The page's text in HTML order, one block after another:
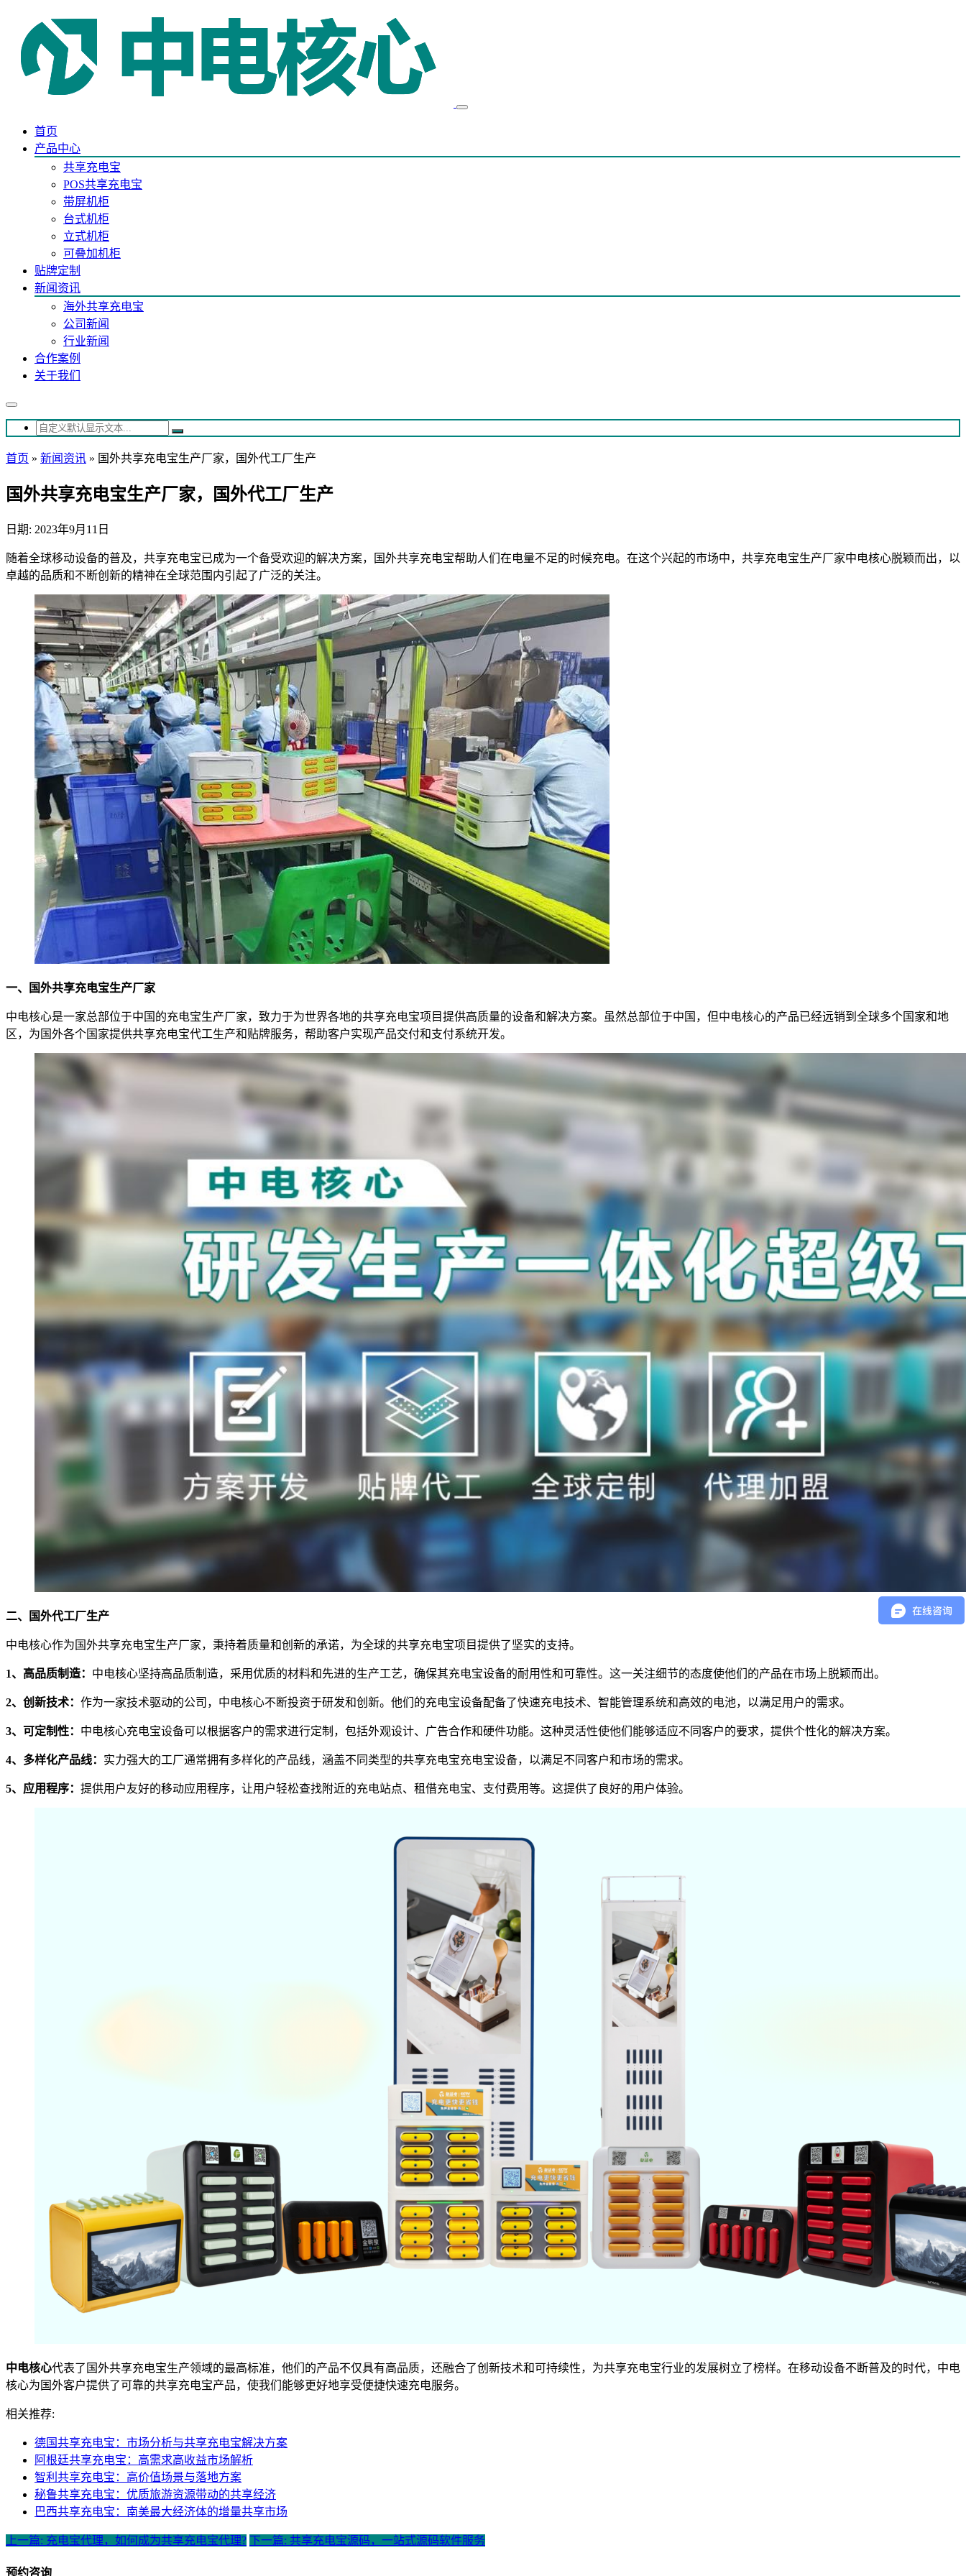
首页
产品中心
共享充电宝
POS共享充电宝
带屏机柜
台式机柜
立式机柜
可叠加机柜
贴牌定制
新闻资讯
海外共享充电宝
公司新闻
行业新闻
合作案例
关于我们
首页 » 新闻资讯 » 国外共享充电宝生产厂家，国外代工厂生产
国外共享充电宝生产厂家，国外代工厂生产
日期: 2023年9月11日
随着全球移动设备的普及，共享充电宝已成为一个备受欢迎的解决方案，国外共享充电宝帮助人们在电量不足的时候充电。在这个兴起的市场中，共享充电宝生产厂家中电核心脱颖而出，以
卓越的品质和不断创新的精神在全球范围内引起了广泛的关注。
一、国外共享充电宝生产厂家
中电核心是一家总部位于中国的充电宝生产厂家，致力于为世界各地的共享充电宝项目提供高质量的设备和解决方案。虽然总部位于中国，但中电核心的产品已经远销到全球多个国家和地
区，为国外各个国家提供共享充电宝代工生产和贴牌服务，帮助客户实现产品交付和支付系统开发。
二、国外代工厂生产
中电核心作为国外共享充电宝生产厂家，秉持着质量和创新的承诺，为全球的共享充电宝项目提供了坚实的支持。
1、高品质制造： 中电核心坚持高品质制造，采用优质的材料和先进的生产工艺，确保其充电宝设备的耐用性和可靠性。这一关注细节的态度使他们的产品在市场上脱颖而出。
2、创新技术： 作为一家技术驱动的公司，中电核心不断投资于研发和创新。他们的充电宝设备配备了快速充电技术、智能管理系统和高效的电池，以满足用户的需求。
3、可定制性： 中电核心充电宝设备可以根据客户的需求进行定制，包括外观设计、广告合作和硬件功能。这种灵活性使他们能够适应不同客户的要求，提供个性化的解决方案。
4、多样化产品线： 实力强大的工厂通常拥有多样化的产品线，涵盖不同类型的共享充电宝充电宝设备，以满足不同客户和市场的需求。
5、应用程序： 提供用户友好的移动应用程序，让用户轻松查找附近的充电站点、租借充电宝、支付费用等。这提供了良好的用户体验。
中电核心代表了国外共享充电宝生产领域的最高标准，他们的产品不仅具有高品质，还融合了创新技术和可持续性，为共享充电宝行业的发展树立了榜样。在移动设备不断普及的时代，中电
核心为国外客户提供了可靠的共享充电宝产品，使我们能够更好地享受便捷快速充电服务。
相关推荐:
德国共享充电宝：市场分析与共享充电宝解决方案
阿根廷共享充电宝：高需求高收益市场解析
智利共享充电宝：高价值场景与落地方案
秘鲁共享充电宝：优质旅游资源带动的共享经济
巴西共享充电宝：南美最大经济体的增量共享市场
上一篇: 充电宝代理，如何成为共享充电宝代理? 下一篇: 共享充电宝源码，一站式源码软件服务
预约咨询